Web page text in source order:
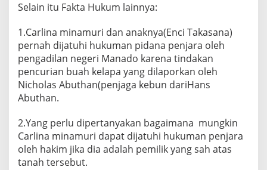
Selain itu Fakta Hukum lainnya:
1.Carlina minamuri dan anaknya(Enci Takasana)
pernah dijatuhi hukuman pidana penjara oleh
pengadilan negeri Manado karena tindakan
pencurian buah kelapa yang dilaporkan oleh
Nicholas Abuthan(penjaga kebun dariHans
Abuthan.
2.Yang perlu dipertanyakan bagaimana mungkin
Carlina minamuri dapat dijatuhi hukuman penjara
oleh hakim jika dia adalah pemilik yang sah atas
tanah tersebut.